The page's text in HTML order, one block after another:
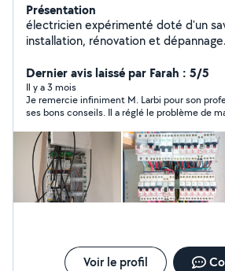
Présentation
électricien expérimenté doté d'un
installation, rénovation et
norme NFC 15-100.et conseils
Dernier avis laissé par Farah : 5/5
Il y a 3 mois
Je remercie infiniment M. Larbi pour son
ses bons conseils. Il a réglé le problème de
sympathique, il m'a mis très à l'aise. La
rapport qualité-prix excellent. Je recommande M. Larbi a
1000%
Voir le profil